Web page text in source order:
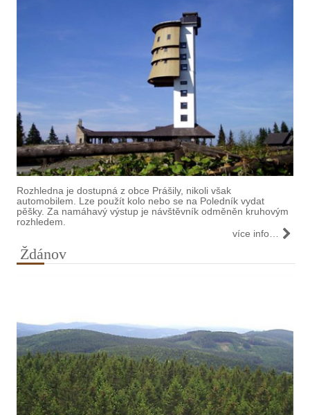
Rozhledna je dostupná z obce Prášily, nikoli však
automobilem. Lze použít kolo nebo se na Poledník vydat
pěšky. Za namáhavý výstup je návštěvník odměněn kruhovým
rozhledem.
více info…
Ždánov